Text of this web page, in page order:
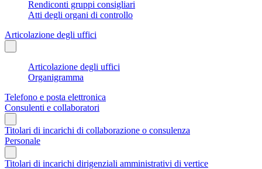
Rendiconti gruppi consigliari
Atti degli organi di controllo
Articolazione degli uffici
Articolazione degli uffici
Organigramma
Telefono e posta elettronica
Consulenti e collaboratori
Titolari di incarichi di collaborazione o consulenza
Personale
Titolari di incarichi dirigenziali amministrativi di vertice